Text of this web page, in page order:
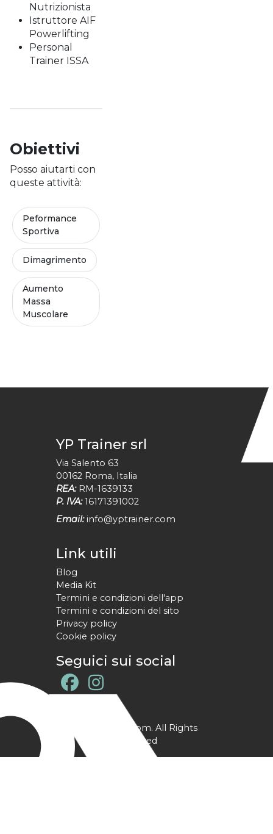
Nutrizionista
Istruttore AIF
Powerlifting
Personal
Trainer ISSA
Obiettivi
Posso aiutarti con
queste attività:
Peformance
Sportiva
Dimagrimento
Aumento
Massa
Muscolare
YP Trainer srl
Via Salento 63
00162 Roma, Italia
REA: RM-1639133
P. IVA: 16171391002
Email: info@yptrainer.com
Link utili
Blog
Media Kit
Termini e condizioni dell'app
Termini e condizioni del sito
Privacy policy
Cookie policy
Seguici sui social
@ YPtrainer.com. All Rights
Reserved